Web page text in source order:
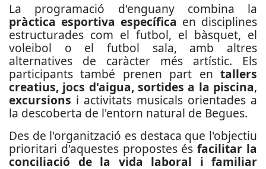
La programació d'enguany combina la
pràctica esportiva específica en disciplines
estructurades com el futbol, el bàsquet, el
voleibol o el futbol sala, amb altres
alternatives de caràcter més artístic. Els
participants també prenen part en tallers
creatius, jocs d'aigua, sortides a la piscina,
excursions i activitats musicals orientades a
la descoberta de l'entorn natural de Begues.
Des de l'organització es destaca que l'objectiu
prioritari d'aquestes propostes ésfacilitar la
conciliació de la vida laboral i familiar